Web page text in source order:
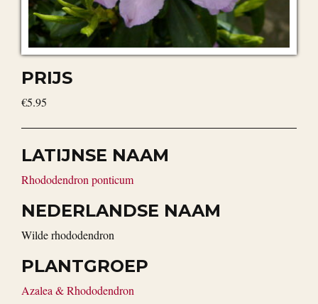
PRIJS
€5.95
LATIJNSE NAAM
Rhododendron ponticum
NEDERLANDSE NAAM
wilde rhododendron
PLANTGROEP
Azalea & Rhododendron